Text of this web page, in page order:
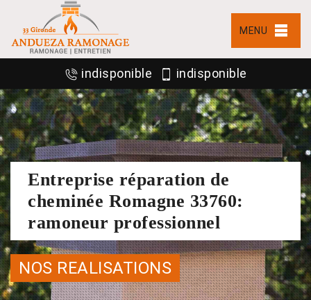
MENU
indisponible indisponible
Entreprise réparation de
cheminée Romagne 33760:
ramoneur professionnel
NOS REALISATIONS